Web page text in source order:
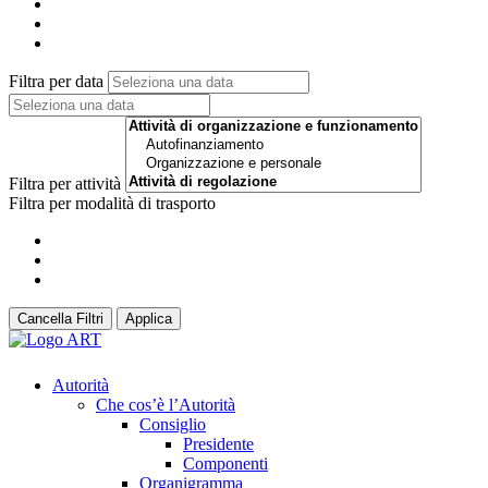
Filtra per data
Filtra per attività
Filtra per modalità di trasporto
Cancella Filtri Applica
Autorità
Che cos’è l’Autorità
Consiglio
Presidente
Componenti
Organigramma